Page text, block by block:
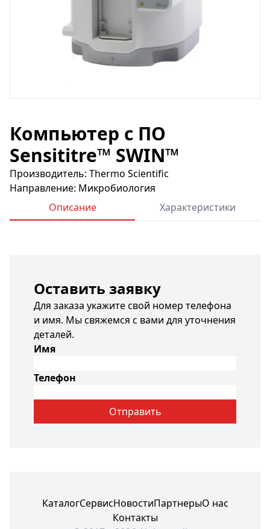
Компьютер с ПО
Sensititre™ SWIN™
Производитель: Thermo Scientific
Направление: Микробиология
Описание
Характеристики
Оставить заявку
Для заказа укажите свой номер телефона
и имя. Мы свяжемся с вами для уточнения
деталей.
Имя
Телефон
Отправить
КаталогСервисНовостиПартнерыО нас
Контакты